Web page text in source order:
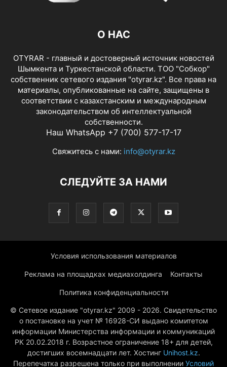
О НАС
OTYRAR - главный и достоверный источник новостей
Шымкента и Туркестанской области. ТОО "Собкор"
собственник сетевого издания "otyrar.kz". Все права на
материалы, опубликованные на сайте, защищены в
соответствии с казахстанским и международным
законодательством об интеллектуальной
собственности.
Наш WhatsApp +7 (700) 577-17-17
Свяжитесь с нами: info@otyrar.kz
СЛЕДУЙТЕ ЗА НАМИ
Условия использования материалов
Реклама на площадках медиахолдинга Контакты
Политика конфиденциальности
© Сетевое издание "otyrar.kz" 2009 - 2026. Свидетельство
о постановке на учет № 16928-СИ выдано комитетом
информации Министерства информации и коммуникаций
РК 20.02.2018 г. Возрастное ограничение 18+ для детей,
достигших восемнадцати лет. Хостинг Unihost.kz.
Перепечатка разрешена только при выполнении Условий